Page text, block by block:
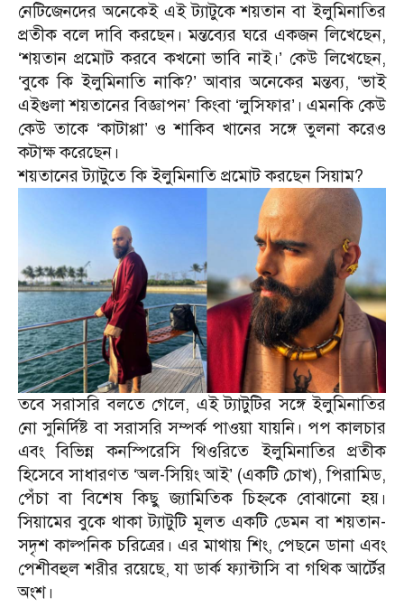
নেটিজেনদের অনেকেই এই ট্যাটুকে শয়তান বা ইলুমিনাতির
প্রতীক বলে দাবি করছেন। মন্তব্যের ঘরে একজন লিখেছেন,
‘শয়তান প্রমোট করবে কখনো ভাবি নাই।’ কেউ লিখেছেন,
‘বুকে কি ইলুমিনাতি নাকি?’ আবার অনেকের মন্তব্য, ‘ভাই
এইগুলা শয়তানের বিজ্ঞাপন’ কিংবা ‘লুসিফার’। এমনকি কেউ
কেউ তাকে ‘কাটাপ্পা’ ও শাকিব খানের সঙ্গে তুলনা করেও
কটাক্ষ করেছেন।
শয়তানের ট্যাটুতে কি ইলুমিনাতি প্রমোট করছেন সিয়াম?
তবে সরাসরি বলতে গেলে, এই ট্যাটুটির সঙ্গে ইলুমিনাতির
নো সুনির্দিষ্ট বা সরাসরি সম্পর্ক পাওয়া যায়নি। পপ কালচার
এবং বিভিন্ন কনস্পিরেসি থিওরিতে ইলুমিনাতির প্রতীক
হিসেবে সাধারণত ‘অল-সিয়িং আই’ (একটি চোখ), পিরামিড,
পেঁচা বা বিশেষ কিছু জ্যামিতিক চিহ্নকে বোঝানো হয়।
সিয়ামের বুকে থাকা ট্যাটুটি মূলত একটি ডেমন বা শয়তান-
সদৃশ কাল্পনিক চরিত্রের। এর মাথায় শিং, পেছনে ডানা এবং
পেশীবহুল শরীর রয়েছে, যা ডার্ক ফ্যান্টাসি বা গথিক আর্টের
অংশ।